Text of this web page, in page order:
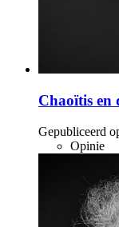
Chaoïtis en
Gepubliceerd
Opinie